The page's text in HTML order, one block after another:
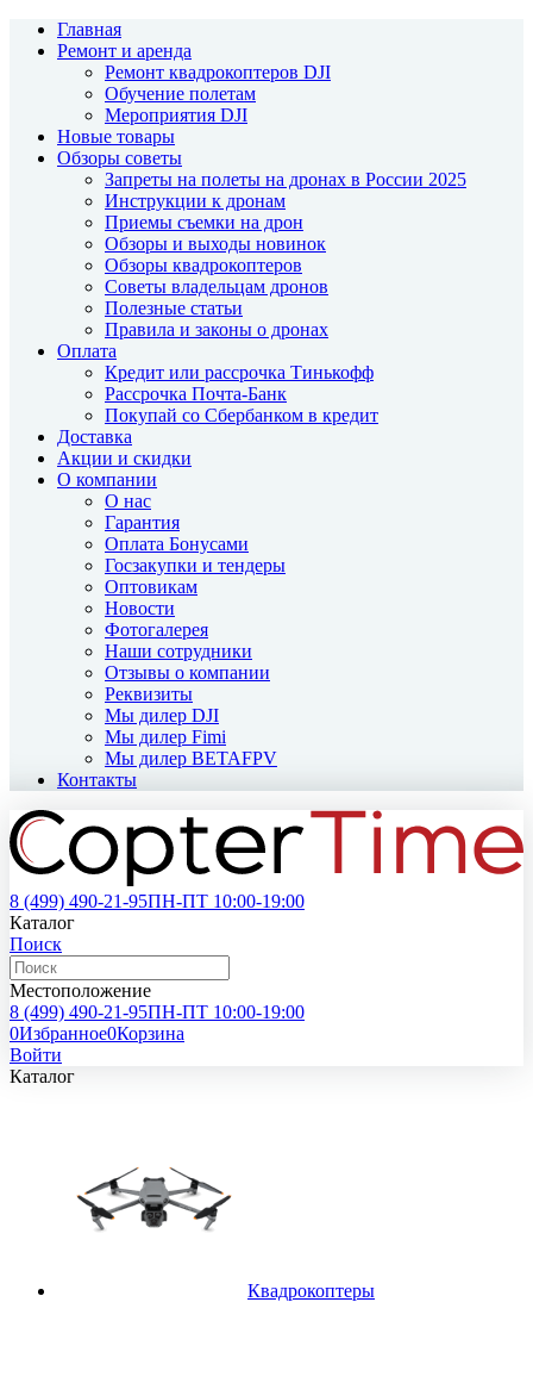
Главная
Ремонт и аренда
Ремонт квадрокоптеров DJI
Обучение полетам
Мероприятия DJI
Новые товары
Обзоры советы
Запреты на полеты на дронах в России 2025
Инструкции к дронам
Приемы съемки на дрон
Обзоры и выходы новинок
Обзоры квадрокоптеров
Советы владельцам дронов
Полезные статьи
Правила и законы о дронах
Оплата
Кредит или рассрочка Тинькофф
Рассрочка Почта-Банк
Покупай со Сбербанком в кредит
Доставка
Акции и скидки
О компании
О нас
Гарантия
Оплата Бонусами
Госзакупки и тендеры
Оптовикам
Новости
Фотогалерея
Наши сотрудники
Отзывы о компании
Реквизиты
Мы дилер DJI
Мы дилер Fimi
Мы дилер BETAFPV
Контакты
8 (499) 490-21-95ПН-ПТ 10:00-19:00
Каталог
Поиск
Местоположение
8 (499) 490-21-95ПН-ПТ 10:00-19:00
0Избранное0Корзина
Войти
Каталог
Квадрокоптеры